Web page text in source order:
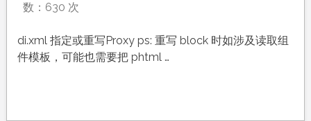
数：630 次
di.xml 指定或重写Proxy ps: 重写 block 时如涉及读取组
件模板，可能也需要把 phtml …